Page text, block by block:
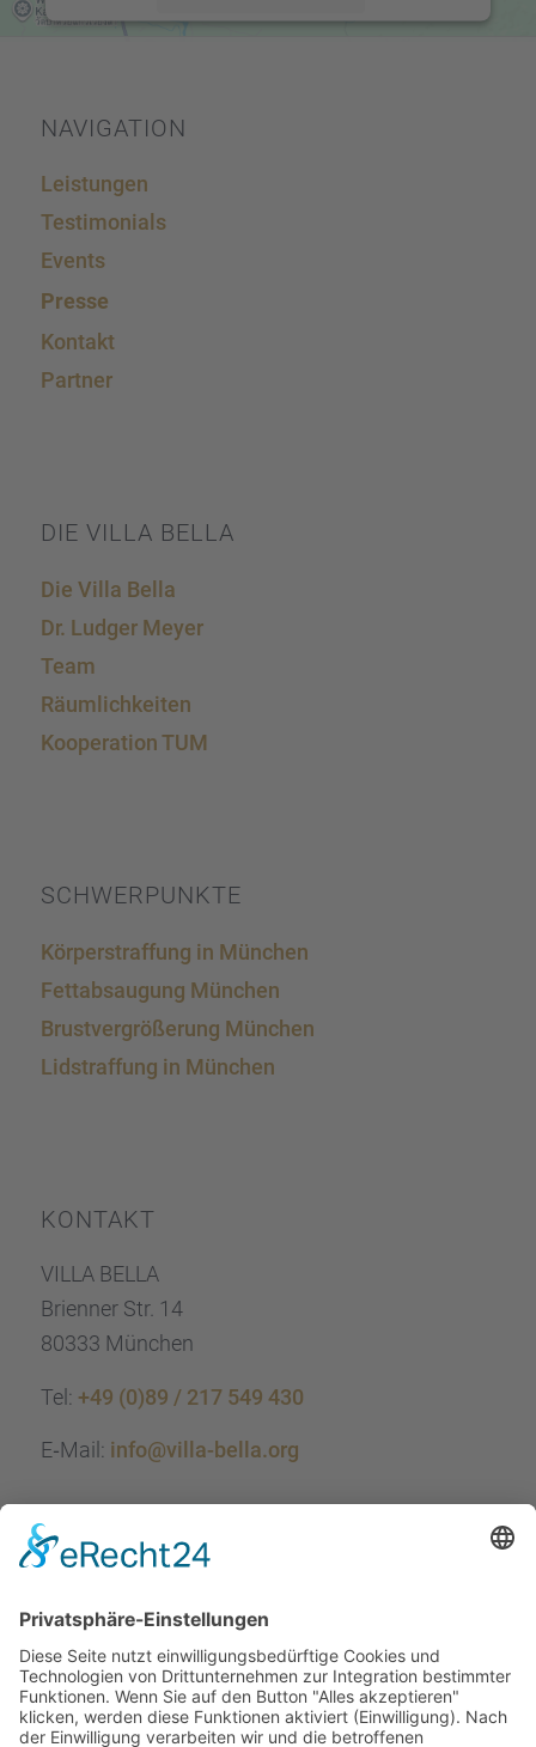
NAVIGA­TION
Leistun­gen
Testi­mo­ni­als
Events
Presse
Kontakt
Partner
DIE VILLA BELLA
Die Villa Bella
Dr. Ludger Meyer
Team
Räumlich­kei­ten
Koope­ra­tion TUM
SCHWER­PUNKTE
Körper­straf­fung in München
Fettab­sau­gung München
Brust­ver­grö­ße­rung München
Lidstraf­fung in München
KONTAKT
VILLA BELLA
Brien­ner Str. 14
80333 München
Tel: +49 (0)89 / 217 549 430
E‑Mail: info@villa-bella.org
ÖFFNUNGS­ZEI­TEN
Mo-Do: 09:00 — 20:00 Uhr
Fr: 09:00 — 18:00 Uhr